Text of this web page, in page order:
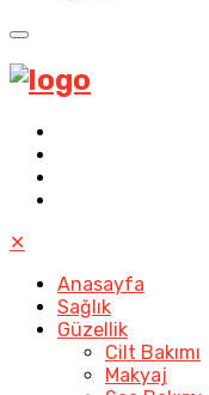
✕
Anasayfa
Sağlık
Güzellik
Cilt Bakımı
Makyaj